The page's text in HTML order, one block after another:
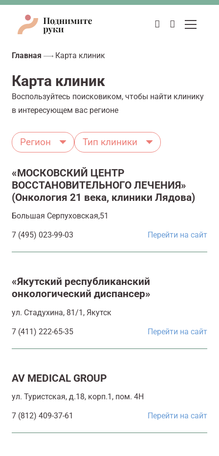
Главная Карта клиник
Карта клиник
Воспользуйтесь поисковиком, чтобы найти клинику
в интересующем вас регионе
Регион Тип клиники
«МОСКОВСКИЙ ЦЕНТР
ВОССТАНОВИТЕЛЬНОГО ЛЕЧЕНИЯ»
(Онкология 21 века, клиники Лядова)
Большая Серпуховская,51
7 (495) 023-99-03 Перейти на сайт
«Якутский республиканский
онкологический диспансер»
ул. Стадухина, 81/1, Якутск
7 (411) 222-65-35 Перейти на сайт
AV MEDICAL GROUP
ул. Туристская, д.18, корп.1, пом. 4Н
7 (812) 409-37-61 Перейти на сайт